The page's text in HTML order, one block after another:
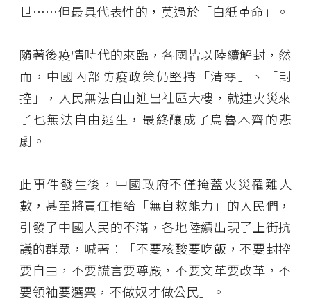
世……但最具代表性的，莫過於「白紙革命」。
隨著後疫情時代的來臨，各國皆以陸續解封，然
而，中國內部防疫政策仍堅持「清零」、「封
控」，人民無法自由進出社區大樓，就連火災來
了也無法自由逃生，最終釀成了烏魯木齊的悲
劇。
此事件發生後，中國政府不僅掩蓋火災罹難人
數，甚至將責任推給「無自救能力」的人民們，
引發了中國人民的不滿，各地陸續出現了上街抗
議的群眾，喊著：「不要核酸要吃飯，不要封控
要自由，不要謊言要尊嚴，不要文革要改革，不
要領袖要選票，不做奴才做公民」。